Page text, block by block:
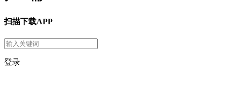
扫描下载APP
登录